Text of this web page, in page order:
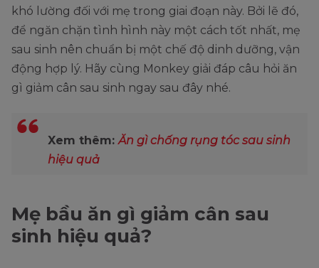
khó lường đối với mẹ trong giai đoạn này. Bởi lẽ đó,
để ngăn chặn tình hình này một cách tốt nhất, mẹ
sau sinh nên chuẩn bị một chế độ dinh dưỡng, vận
động hợp lý. Hãy cùng Monkey giải đáp câu hỏi ăn
gì giảm cân sau sinh ngay sau đây nhé.
Xem thêm:Ăn gì chống rụng tóc sau sinh
hiệu quả
Mẹ bầu ăn gì giảm cân sau
sinh hiệu quả?